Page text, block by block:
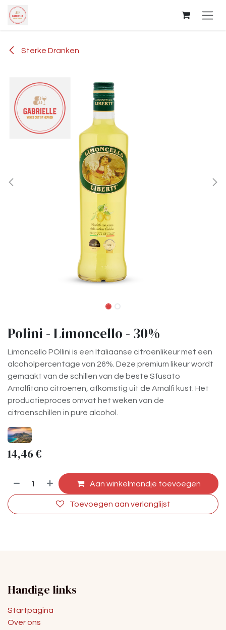
Overslaan naar inhoud
Sterke Dranken
Polini - Limoncello - 30%
Limoncello POllini is een Italiaanse citroenlikeur met een
alcoholpercentage van 26%. Deze premium likeur wordt
gemaakt van de schillen van de beste Sfusato
Amalfitano citroenen, afkomstig uit de Amalfi kust. Het
productieproces omvat het weken van de
citroenschillen in pure alcohol.
14,46€
Aan winkelmandje toevoegen
Toevoegen aan verlanglijst
Handige links
Startpagina
Over ons